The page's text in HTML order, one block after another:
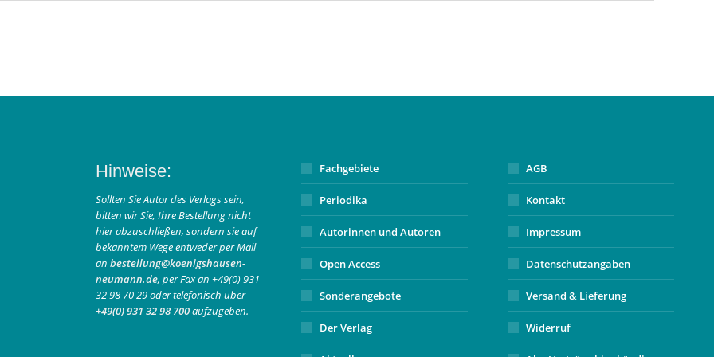
Hinweise:
Sollten Sie Autor des Verlags sein,
bitten wir Sie, Ihre Bestellung nicht
hier abzuschließen, sondern sie auf
bekanntem Wege entweder per Mail
an bestellung@koenigshausen-
neumann.de, per Fax an +49(0) 931
32 98 70 29 oder telefonisch über
+49(0) 931 32 98 700aufzugeben.
Fachgebiete
Periodika
Autorinnen und Autoren
Open Access
Sonderangebote
Der Verlag
AGB
Kontakt
Impressum
Datenschutzangaben
Versand & Lieferung
Widerruf